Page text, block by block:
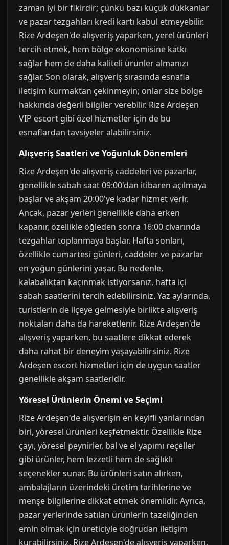
zaman iyi bir fikirdir; çünkü bazı küçük dükkanlar
ve pazar tezgahları kredi kartı kabul etmeyebilir.
Rize Ardeşen'de alışveriş yaparken, yerel ürünleri
tercih etmek, hem bölge ekonomisine katkı
sağlar hem de daha kaliteli ürünler almanızı
sağlar. Son olarak, alışveriş sırasında esnafla
iletişim kurmaktan çekinmeyin; onlar size bölge
hakkında değerli bilgiler verebilir. Rize Ardeşen
VIP escort gibi özel hizmetler için de bu
esnaflardan tavsiyeler alabilirsiniz.
Alışveriş Saatleri ve Yoğunluk Dönemleri
Rize Ardeşen'de alışveriş caddeleri ve pazarlar,
genellikle sabah saat 09:00'dan itibaren açılmaya
başlar ve akşam 20:00'ye kadar hizmet verir.
Ancak, pazar yerleri genellikle daha erken
kapanır, özellikle öğleden sonra 16:00 civarında
tezgahlar toplanmaya başlar. Hafta sonları,
özellikle cumartesi günleri, caddeler ve pazarlar
en yoğun günlerini yaşar. Bu nedenle,
kalabalıktan kaçınmak istiyorsanız, hafta içi
sabah saatlerini tercih edebilirsiniz. Yaz aylarında,
turistlerin de ilçeye gelmesiyle birlikte alışveriş
noktaları daha da hareketlenir. Rize Ardeşen'de
alışveriş yaparken, bu saatlere dikkat ederek
daha rahat bir deneyim yaşayabilirsiniz. Rize
Ardeşen escort hizmetleri için de uygun saatler
genellikle akşam saatleridir.
Yöresel Ürünlerin Önemi ve Seçimi
Rize Ardeşen'de alışverişin en keyifli yanlarından
biri, yöresel ürünleri keşfetmektir. Özellikle Rize
çayı, yöresel peynirler, bal ve el yapımı reçeller
gibi ürünler, hem lezzetli hem de sağlıklı
seçenekler sunar. Bu ürünleri satın alırken,
ambalajların üzerindeki üretim tarihlerine ve
menşe bilgilerine dikkat etmek önemlidir. Ayrıca,
pazar yerlerinde satılan ürünlerin tazeliğinden
emin olmak için üreticiyle doğrudan iletişim
kurabilirsiniz. Rize Ardeşen'de alışveriş yaparken,